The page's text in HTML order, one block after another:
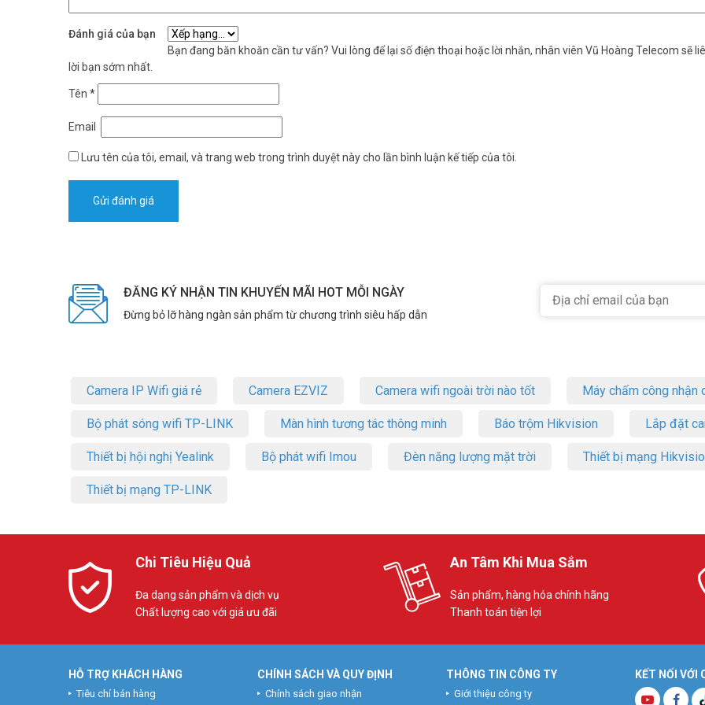
Đánh giá của bạn
Bạn đang băn khoăn cần tư vấn? Vui lòng để lại số điện thoại hoặc lời nhắn, nhân viên Vũ Hoàng Telecom sẽ
lời bạn sớm nhất.
Tên *
Email
Lưu tên của tôi, email, và trang web trong trình duyệt này cho lần bình luận kế tiếp của tôi.
ĐĂNG KÝ NHẬN TIN KHUYẾN MÃI HOT MỖI NGÀY
Đừng bỏ lỡ hàng ngàn sản phẩm từ chương trình siêu hấp dẫn
Camera IP Wifi giá rẻ Camera EZVIZ Camera wifi ngoài trời nào tốt Máy chấm công nhận
Bộ phát sóng wifi TP-LINK Màn hình tương tác thông minh Báo trộm Hikvision Lắp đặt
Thiết bị hội nghị Yealink Bộ phát wifi Imou Đèn năng lượng mặt trời Thiết bị mạng
Thiết bị mạng TP-LINK
Chi Tiêu Hiệu Quả
Đa dạng sản phẩm và dịch vụ
Chất lượng cao với giá ưu đãi
An Tâm Khi Mua Sắm
Sản phẩm, hàng hóa chính hãng
Thanh toán tiện lợi
KẾT NỐI VỚI
HỖ TRỢ KHÁCH HÀNG
Tiêu chí bán hàng
CHÍNH SÁCH VÀ QUY ĐỊNH
Chính sách giao nhận
THÔNG TIN CÔNG TY
Giới thiệu công ty